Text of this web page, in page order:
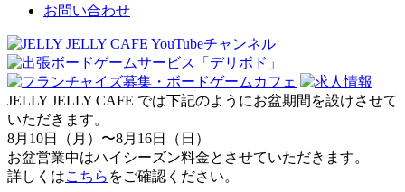
お問い合わせ
JELLY JELLY CAFE では下記のようにお盆期間を設けさせて
いただきます。
8月10日（月）〜8月16日（日）
お盆営業中はハイシーズン料金とさせていただきます。
詳しくはこちら をご確認ください。